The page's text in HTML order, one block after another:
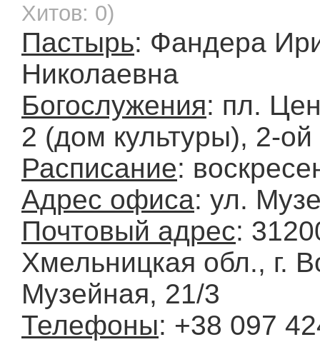
Хитов: 0)
Пастырь: Фандера
Николаевна
Богослужения: пл.
2 (дом культуры), 2-ой
Расписание:
Адрес офиса: ул.
Почтовый адрес:
Хмельницкая обл., г.
Музейная, 21/3
Телефоны: +38 097